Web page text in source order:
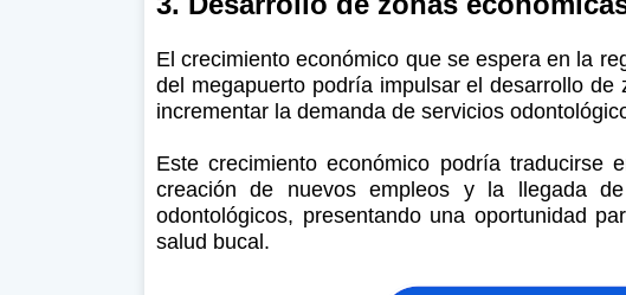
El crecimiento económico que se espera en la
del megapuerto podría impulsar el desarrollo
incrementar la demanda de servicios
Este crecimiento económico podría traducirse
creación de nuevos empleos y la llegada
odontológicos, presentando una oportunidad
salud bucal.